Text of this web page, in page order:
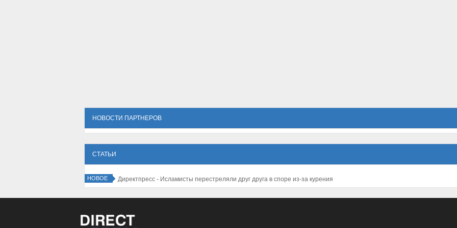
НОВОСТИ ПАРТНЕРОВ
СТАТЬИ
НОВОЕ Директпресс - Исламисты перестреляли друг друга в споре